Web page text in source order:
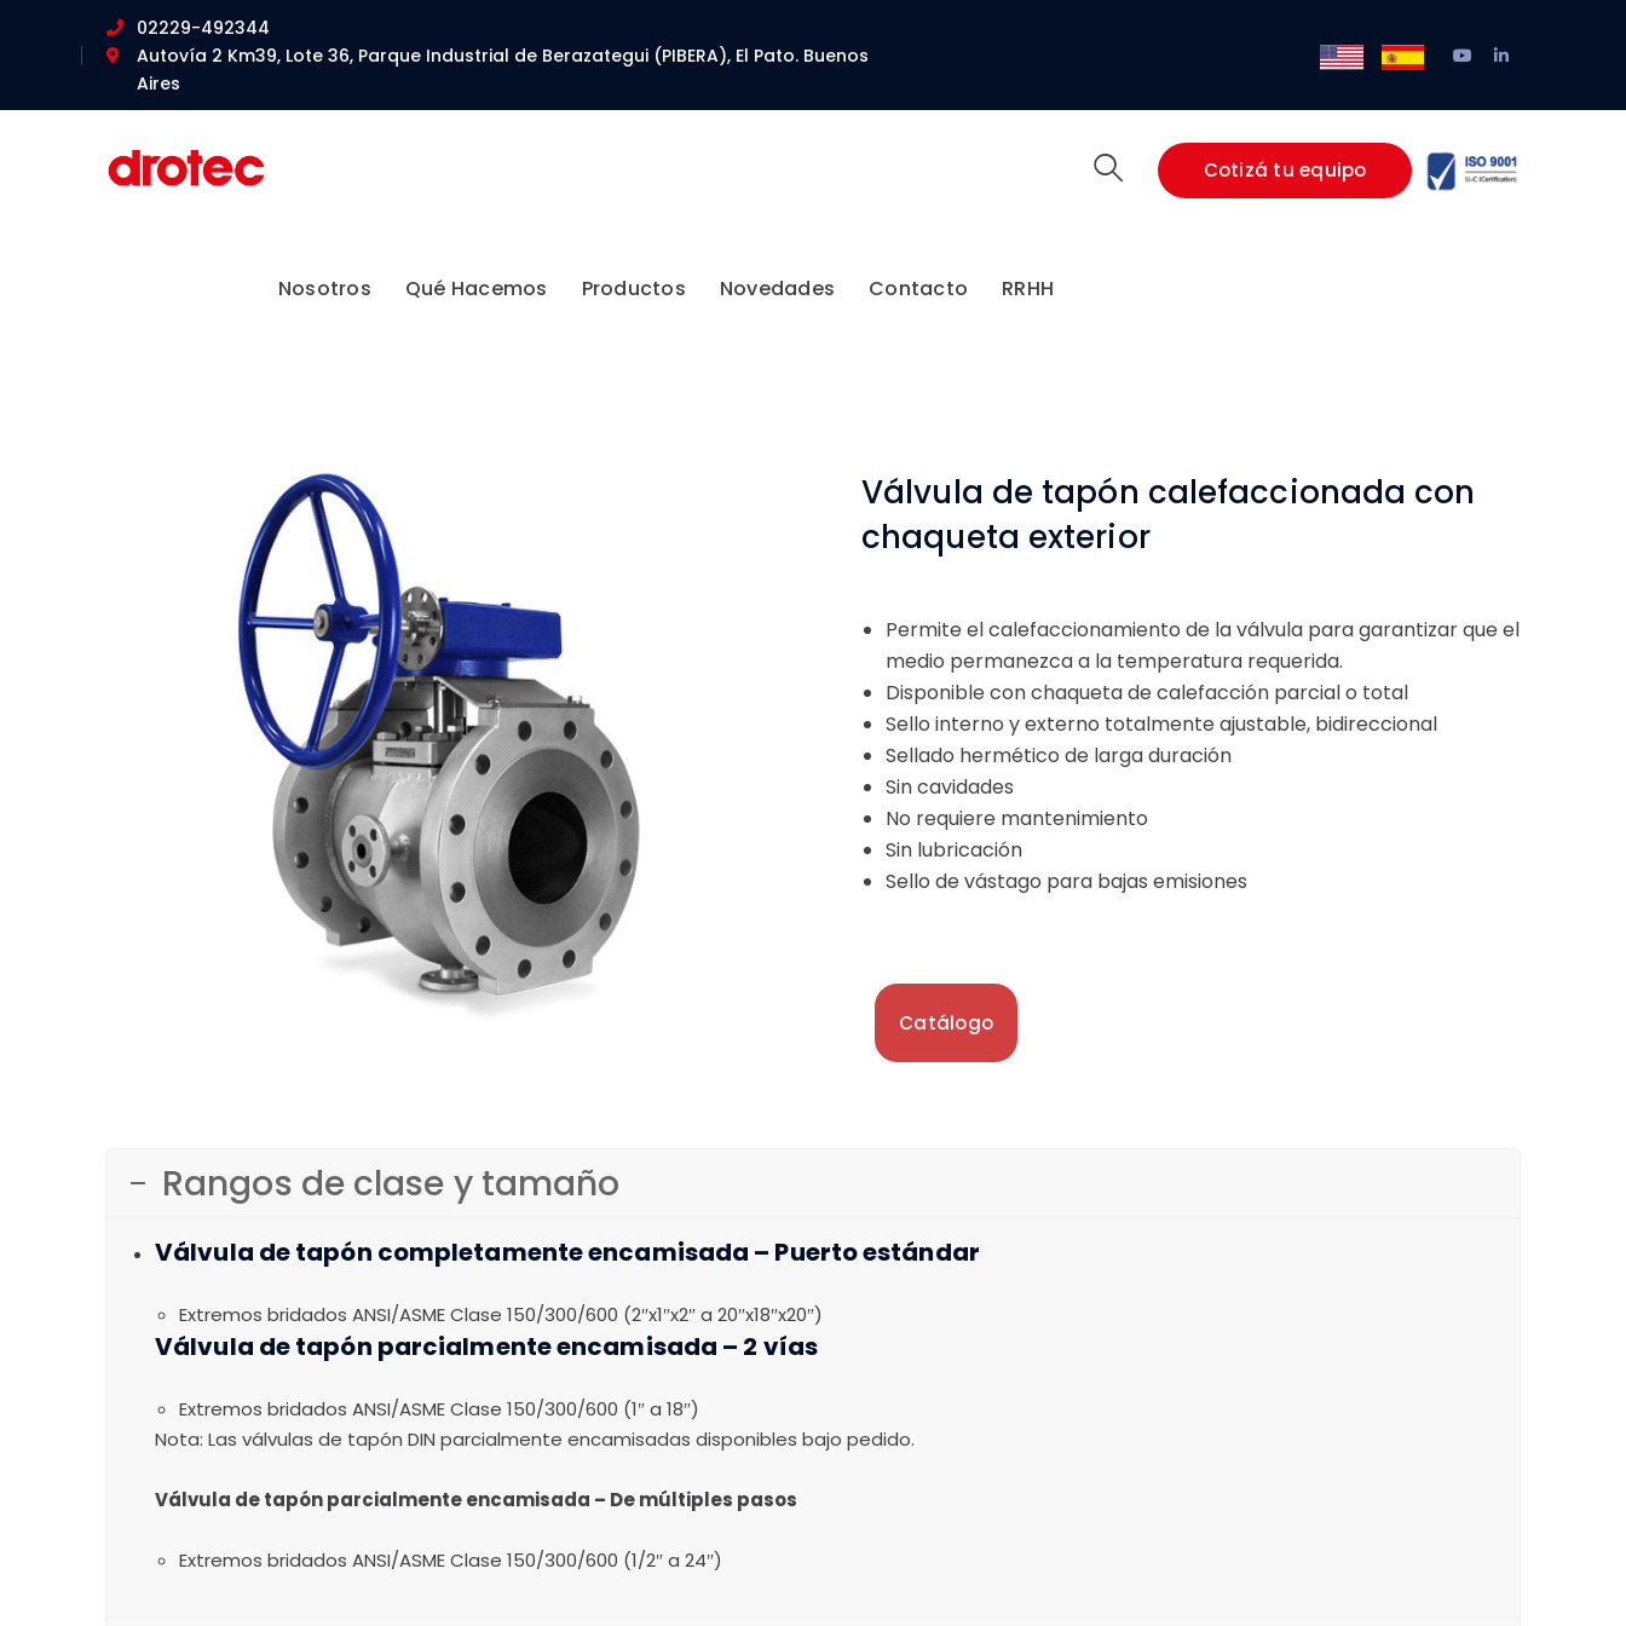
02229-492344
Autovía 2 Km39, Lote 36, Parque Industrial de Berazategui (PIBERA), El Pato. Buenos
Aires
EN ES
YoutubeLinkedIn
Cotizá tu equipo
Nosotros Qué Hacemos Productos Novedades Contacto RRHH
Válvula de tapón calefaccionada con
chaqueta exterior
Permite el calefaccionamiento de la válvula para garantizar que el
medio permanezca a la temperatura requerida.
Disponible con chaqueta de calefacción parcial o total
Sello interno y externo totalmente ajustable, bidireccional
Sellado hermético de larga duración
Sin cavidades
No requiere mantenimiento
Sin lubricación
Sello de vástago para bajas emisiones
Catálogo
Rangos de clase y tamaño
Válvula de tapón completamente encamisada – Puerto estándar
Extremos bridados ANSI/ASME Clase 150/300/600 (2″x1″x2″ a 20″x18″x20″)
Válvula de tapón parcialmente encamisada – 2 vías
Extremos bridados ANSI/ASME Clase 150/300/600 (1″ a 18″)
Nota: Las válvulas de tapón DIN parcialmente encamisadas disponibles bajo pedido.
Válvula de tapón parcialmente encamisada – De múltiples pasos
Extremos bridados ANSI/ASME Clase 150/300/600 (1/2″ a 24″)